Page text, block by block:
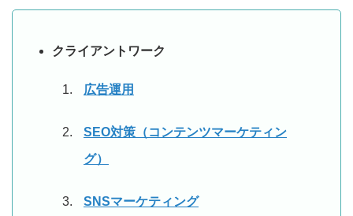
クライアントワーク
広告運用
SEO対策（コンテンツマーケティン
グ）
SNSマーケティング